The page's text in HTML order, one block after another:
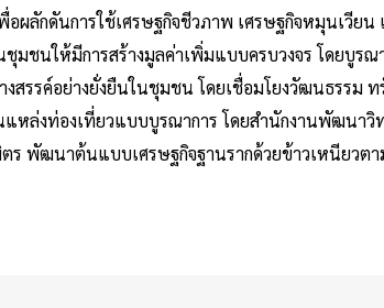
ผลักดันการใช้เศรษฐกิจชีวภาพ เศรษฐกิจหมุนเวียน
ชุมชนให้มีการสร้างมูลค่าเพิ่มแบบครบวงจร โดยบูร
รรค์อย่างยั่งยืนในชุมชน โดยเชื่อมโยงวัฒนธรรม
หล่งท่องเที่ยวแบบบูรณาการ โดยสำนักงานพัฒนาวิ
พัฒนาต้นแบบเศรษฐกิจฐานรากด้วยข้าวเหนียวตา